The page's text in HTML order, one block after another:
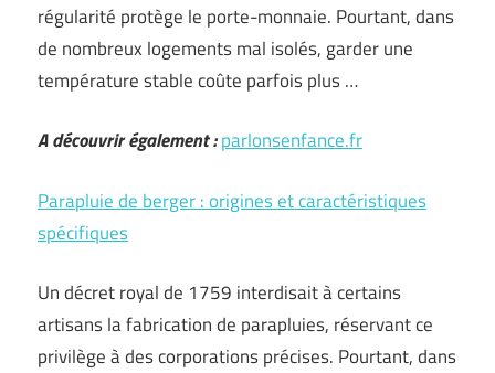
régularité protège le porte-monnaie. Pourtant, dans
de nombreux logements mal isolés, garder une
température stable coûte parfois plus …
A découvrir également :parlonsenfance.fr
Parapluie de berger : origines et caractéristiques
spécifiques
Un décret royal de 1759 interdisait à certains
artisans la fabrication de parapluies, réservant ce
privilège à des corporations précises. Pourtant, dans